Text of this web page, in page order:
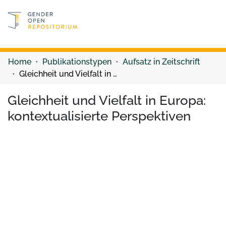
Discover content
Home Publikationstypen
Aufsatz in Zeitschrift
Gleichheit und Vielfalt in Europa: kontextualisierte Perspektiven
Gleichheit und Vielfalt in Europa:
kontextualisierte Perspektiven